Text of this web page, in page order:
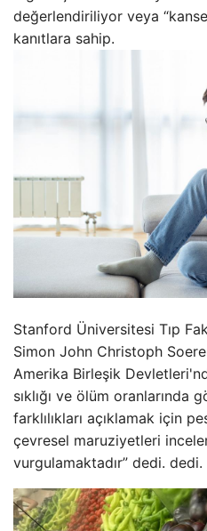
değerlendiriliyor veya
kanıtlara sahip.
Stanford Üniversitesi Tıp
Simon John Christoph
Amerika Birleşik
sıklığı ve ölüm oranlarında
farklılıkları açıklamak için
çevresel maruziyetleri
vurgulamaktadır” dedi. dedi.